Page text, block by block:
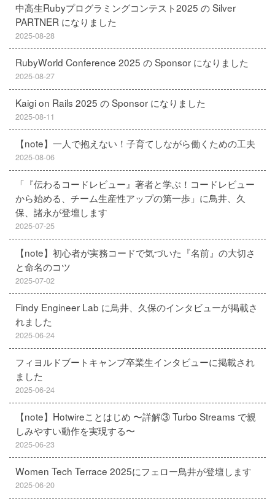
中高生Rubyプログラミングコンテスト2025 の Silver
PARTNER になりました
2025-08-28
RubyWorld Conference 2025 の Sponsor になりました
2025-08-27
Kaigi on Rails 2025 の Sponsor になりました
2025-08-11
【note】一人で抱えない！子育てしながら働くための工夫
2025-08-06
「『伝わるコードレビュー』著者と学ぶ！コードレビュー
から始める、チーム生産性アップの第一歩」に鳥井、久
保、諸永が登壇します
2025-07-25
【note】初心者が実務コードで気づいた『名前』の大切さ
と命名のコツ
2025-07-02
Findy Engineer Lab に鳥井、久保のインタビューが掲載さ
れました
2025-06-24
フィヨルドブートキャンプ卒業生インタビューに掲載され
ました
2025-06-24
【note】Hotwireことはじめ 〜詳解③ Turbo Streams で親
しみやすい動作を実現する〜
2025-06-23
Women Tech Terrace 2025にフェロー鳥井が登壇します
2025-06-20